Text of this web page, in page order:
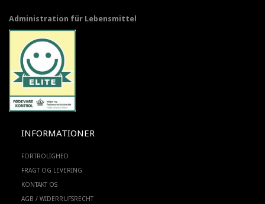
Administration für Lebensmittel
INFORMATIONER
FORTROLIGHED
FRAGT OG LEVERING
KONTAKT OS
AGB / WIDERRUFSRECHT